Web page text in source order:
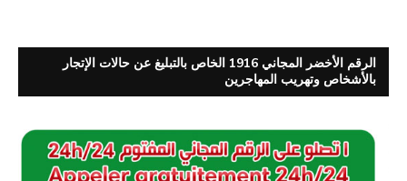
الرقم الأخضر المجاني 1916 الخاص بالتبليغ عن حالات الإتجار
بالأشخاص وتهريب المهاجرين